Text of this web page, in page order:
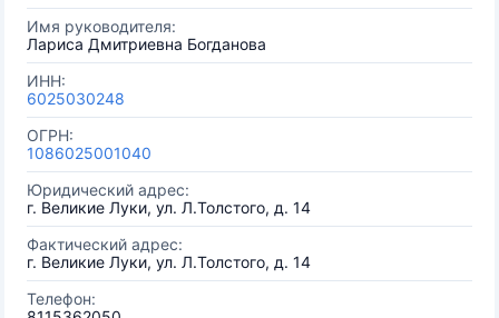
Имя руководителя:
Лариса Дмитриевна Богданова
ИНН:
6025030248
ОГРН:
1086025001040
Юридический адрес:
г. Великие Луки, ул. Л.Толстого, д. 14
Фактический адрес:
г. Великие Луки, ул. Л.Толстого, д. 14
Телефон: